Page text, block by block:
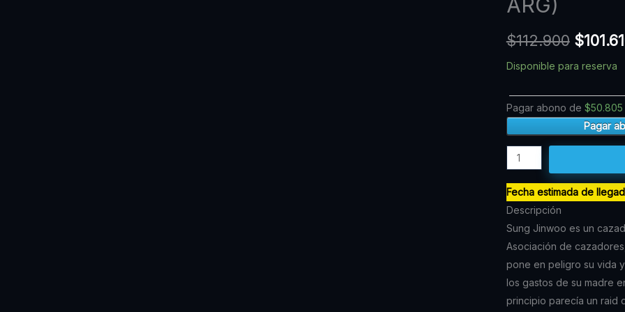
$112.900 original
$
Disponible para reserva
Pagar abono de $50.805
Pagar
MANWHA
(IVREA
ARG)
Fecha estimada de
Descripción
Sung Jinwoo es un
Asociación de
pone en peligro su vida
los gastos de su madre
principio parecía un raid